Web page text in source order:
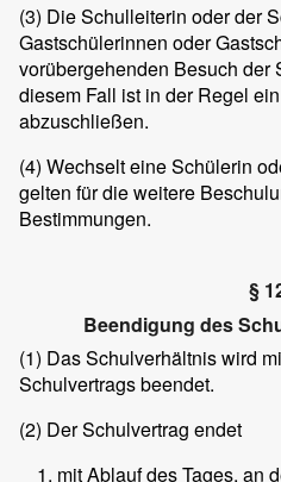
(3) Die Schulleiterin oder der
Gastschülerinnen oder
vorübergehenden Besuch der
diesem Fall ist in der Regel
abzuschließen.
(4) Wechselt eine Schülerin
gelten für die weitere
Bestimmungen.
§
Beendigung des
(1) Das Schulverhältnis wird
Schulvertrags beendet.
(2) Der Schulvertrag endet
mit Ablauf des Tages, an